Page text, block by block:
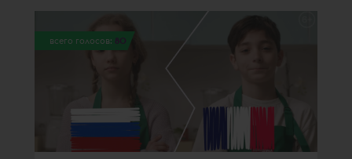
всего голосов: 80